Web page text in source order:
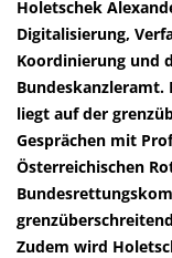
Holetschek
Digitalisierung,
Koordinierung und
Bundeskanzleramt.
liegt auf der
Gesprächen mit
Österreichischen
Zudem wird